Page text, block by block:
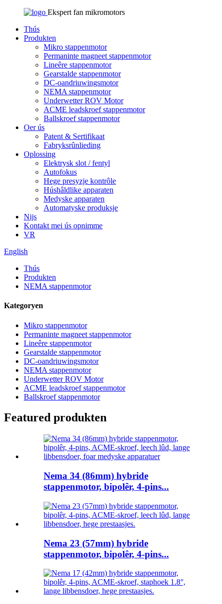
Ekspert fan mikromotors
Thús
Produkten
Mikro stappenmotor
Permaninte magneet stappenmotor
Lineêre stappenmotor
Gearstalde stappenmotor
DC-oandriuwingsmotor
NEMA stappenmotor
Underwetter ROV Motor
ACME leadskroef stappenmotor
Ballskroef stappenmotor
Oer ús
Patent & Sertifikaat
Fabryksrûnlieding
Oplossing
Elektrysk slot / fentyl
Autofokus
Hege presyzje kontrôle
Húshâldlike apparaten
Medyske apparaten
Automatyske produksje
Nijs
Kontakt mei ús opnimme
VR
English
Thús
Produkten
NEMA stappenmotor
Kategoryen
Mikro stappenmotor
Permaninte magneet stappenmotor
Lineêre stappenmotor
Gearstalde stappenmotor
DC-oandriuwingsmotor
NEMA stappenmotor
Underwetter ROV Motor
ACME leadskroef stappenmotor
Ballskroef stappenmotor
Featured produkten
Nema 34 (86mm) hybride
stappenmotor, bipolêr, 4-pins...
Nema 23 (57mm) hybride
stappenmotor, bipolêr, 4-pins...